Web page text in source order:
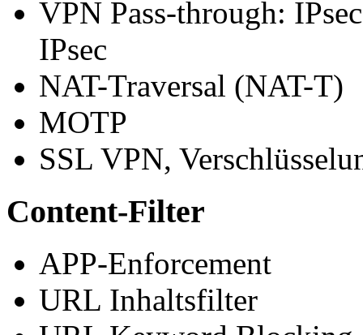
VPN Pass-through:
IPsec
NAT-Traversal (NAT-T)
MOTP
SSL VPN,
Content-Filter
APP-Enforcement
URL Inhaltsfilter